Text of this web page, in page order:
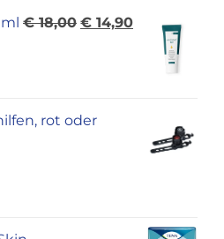
€18,00 Ursprünglicher
€ 14,90Aktueller
Preis
rot oder